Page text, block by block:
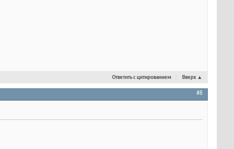
Ответить с цитированием Вверх ▲
#8